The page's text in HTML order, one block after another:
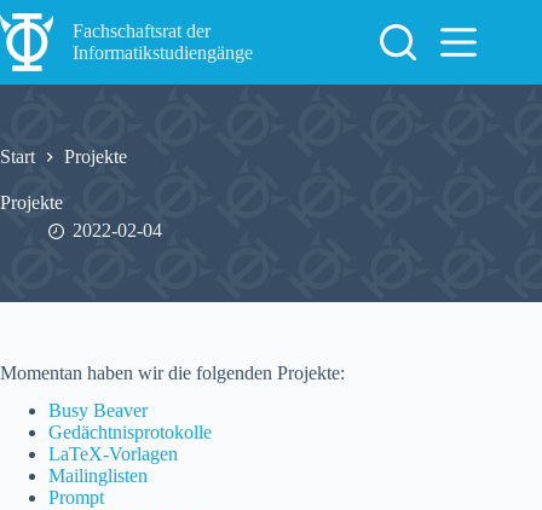
Zum
Inhalt
springen
Fachschaftsrat der
Informatikstudiengänge
Start Projekte
Projekte
2022-02-04
Momentan haben wir die folgenden Projekte:
Busy Beaver
Gedächtnisprotokolle
LaTeX-Vorlagen
Mailinglisten
Prompt